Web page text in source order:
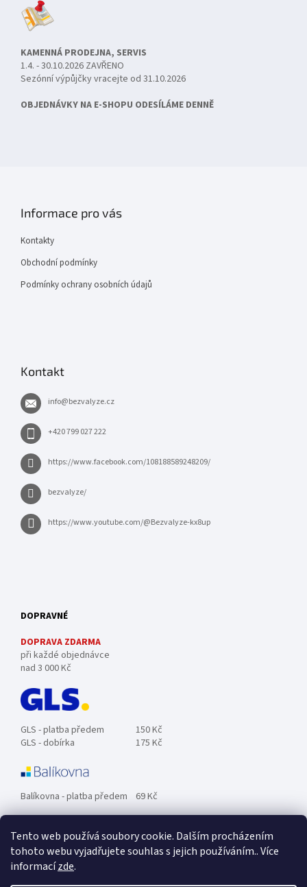
Tento web používá soubory cookie. Dalším procházením
tohoto webu vyjadřujete souhlas s jejich používáním.. Více
informacízde.
KAMENNÁ PRODEJNA, SERVIS
1.4. - 30.10.2026 ZAVŘENO
Sezónní výpůjčky vracejte od 31.10.2026
OBJEDNÁVKY NA E-SHOPU ODESÍLÁME DENNĚ
Informace pro vás
Kontakty
Obchodní podmínky
Podmínky ochrany osobních údajů
Kontakt
info@bezvalyze.cz
+420 799 027 222
https://www.facebook.com/108188589248209/
bezvalyze/
https://www.youtube.com/@Bezvalyze-kx8up
DOPRAVNÉ
DOPRAVA ZDARMA
při každé objednávce
nad 3 000 Kč
GLS - platba předem
150 Kč
GLS - dobírka
175 Kč
Balíkovna - platba předem 69 Kč
Zásilkovna - platba předem 89 Kč